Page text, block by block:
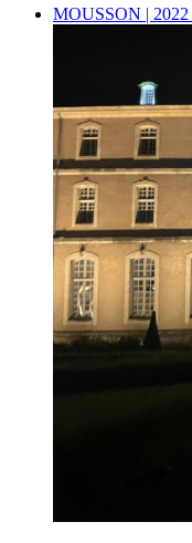
MOUSSON | 2022